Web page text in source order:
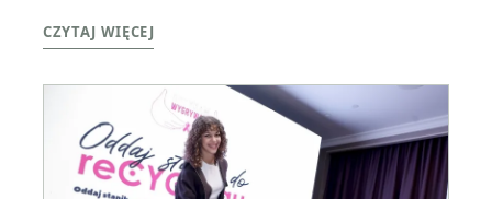
CZYTAJ WIĘCEJ